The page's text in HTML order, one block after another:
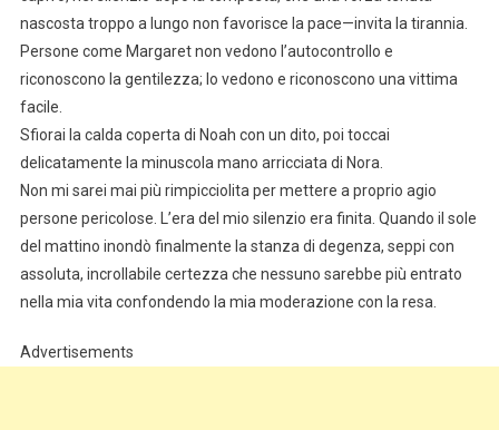
nascosta troppo a lungo non favorisce la pace—invita la tirannia.
Persone come Margaret non vedono l’autocontrollo e
riconoscono la gentilezza; lo vedono e riconoscono una vittima
facile.
Sfiorai la calda coperta di Noah con un dito, poi toccai
delicatamente la minuscola mano arricciata di Nora.
Non mi sarei mai più rimpicciolita per mettere a proprio agio
persone pericolose. L’era del mio silenzio era finita. Quando il sole
del mattino inondò finalmente la stanza di degenza, seppi con
assoluta, incrollabile certezza che nessuno sarebbe più entrato
nella mia vita confondendo la mia moderazione con la resa.
Advertisements